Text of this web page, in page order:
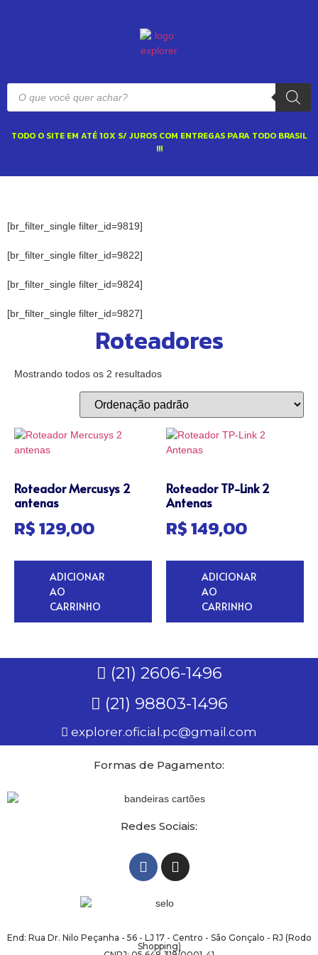
TODO O SITE EM ATÉ 10X S/ JUROS COM ENTREGAS PARA TODO BRASIL
!!!
[br_filter_single filter_id=9819]
[br_filter_single filter_id=9822]
[br_filter_single filter_id=9824]
[br_filter_single filter_id=9827]
Roteadores
Mostrando todos os 2 resultados
Roteador Mercusys 2
antenas
R$129,00
ADICIONAR
AO
CARRINHO
Roteador TP-Link 2
Antenas
R$149,00
ADICIONAR
AO
CARRINHO
(21) 2606-1496
(21) 98803-1496
explorer.oficial.pc@gmail.com
Formas de Pagamento:
Redes Sociais:
End: Rua Dr. Nilo Peçanha - 56 - LJ 17 - Centro - São Gonçalo - RJ (Rodo
Shopping)